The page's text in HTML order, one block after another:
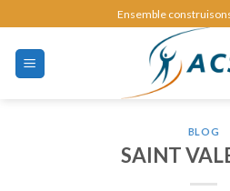
to
content
Ensemble
BLOG
SAINT